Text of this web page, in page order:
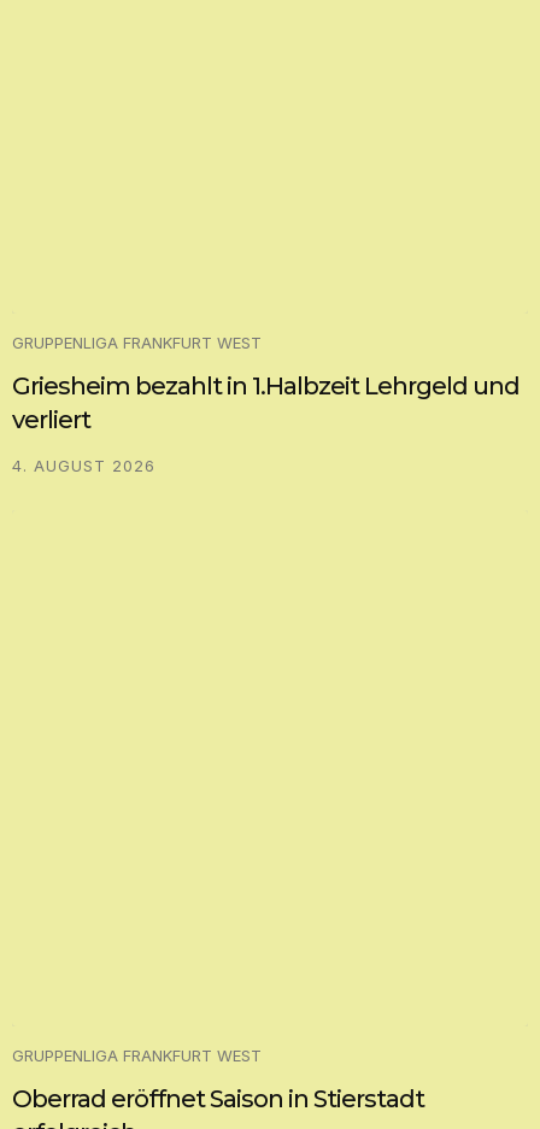
GRUPPENLIGA FRANKFURT WEST
Griesheim bezahlt in 1.Halbzeit Lehrgeld und
verliert
4. AUGUST 2026
GRUPPENLIGA FRANKFURT WEST
Oberrad eröffnet Saison in Stierstadt